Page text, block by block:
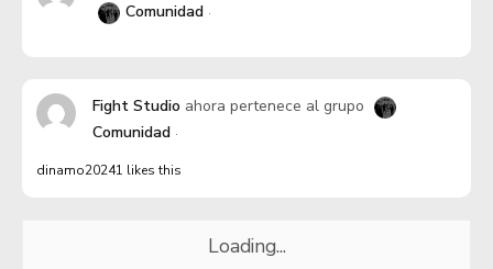
Comunidad
Fight Studio ahora pertenece al grupo
Comunidad
dinamo20241 likes this
Loading...